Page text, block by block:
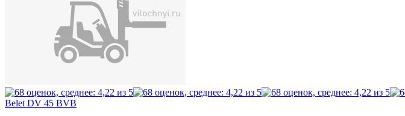
Belet DV 45 BVB